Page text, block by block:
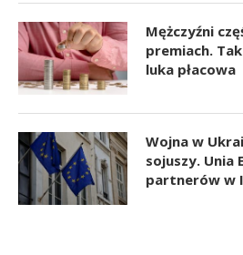
Mężczyźni
premiach.
luka płacowa
Wojna w
sojuszy. Unia
partnerów w